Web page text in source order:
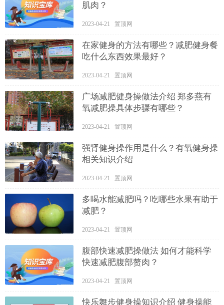
肌肉？
2023-04-21 置顶网
在家健身的方法有哪些？减肥健身餐
吃什么东西效果最好？
2023-04-21 置顶网
广场减肥健身操做法介绍 郑多燕有
氧减肥操具体步骤有哪些？
2023-04-21 置顶网
强肾健身操作用是什么？有氧健身操
相关知识介绍
2023-04-21 置顶网
多喝水能减肥吗？吃哪些水果有助于
减肥？
2023-04-21 置顶网
腹部快速减肥操做法 如何才能科学
快速减肥腹部赘肉？
2023-04-21 置顶网
快乐舞步健身操知识介绍 健身操能